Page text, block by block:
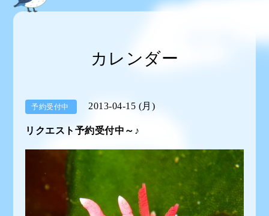
カレンダー
予約受付中 2013-04-15 (月)
リクエスト予約受付中～♪